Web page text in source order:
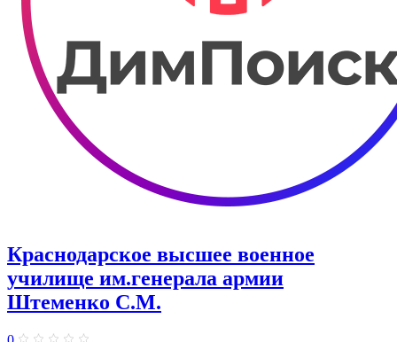
Краснодарское высшее военное
училище им.генерала армии
Штеменко С.М.